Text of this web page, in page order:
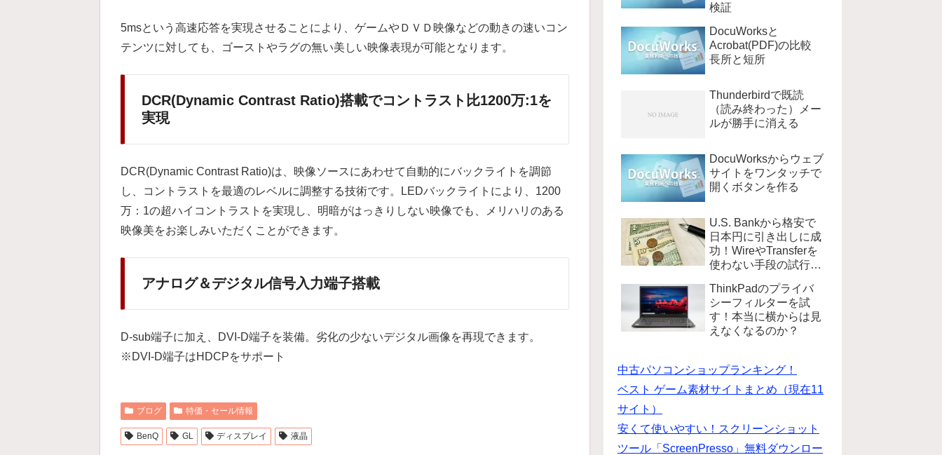
5msという高速応答を実現させることにより、ゲームやＤＶＤ映像などの動きの速いコン
テンツに対しても、ゴーストやラグの無い美しい映像表現が可能となります。
DCR(Dynamic Contrast Ratio)搭載でコントラスト比1200万:1を
実現
DCR(Dynamic Contrast Ratio)は、映像ソースにあわせて自動的にバックライトを調節
し、コントラストを最適のレベルに調整する技術です。LEDバックライトにより、1200
万：1の超ハイコントラストを実現し、明暗がはっきりしない映像でも、メリハリのある
映像美をお楽しみいただくことができます。
アナログ＆デジタル信号入力端子搭載
D-sub端子に加え、DVI-D端子を装備。劣化の少ないデジタル画像を再現できます。
※DVI-D端子はHDCPをサポート
ブログ 特価・セール情報
BenQ GL ディスプレイ 液晶
検証
DocuWorksと
Acrobat(PDF)の比較
長所と短所
Thunderbirdで既読
（読み終わった）メー
ルが勝手に消える
DocuWorksからウェブ
サイトをワンタッチで
開くボタンを作る
U.S. Bankから格安で
日本円に引き出しに成
功！WireやTransferを
使わない手段の試行錯
ThinkPadのプライバ
シーフィルターを試
す！本当に横からは見
えなくなるのか？
中古パソコンショップランキング！
ベスト ゲーム素材サイトまとめ（現在11
サイト）
安くて使いやすい！スクリーンショット
ツール「ScreenPresso」無料ダウンロー